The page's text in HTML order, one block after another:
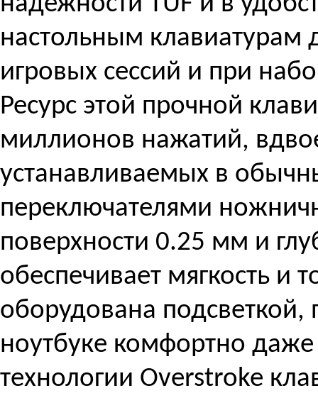
настольным клавиатурам
игровых сессий и при
Ресурс этой прочной
миллионов нажатий,
устанавливаемых в
переключателями
поверхности 0.25 мм и
обеспечивает мягкость и
оборудована подсветкой,
ноутбуке комфортно
технологии Overstroke